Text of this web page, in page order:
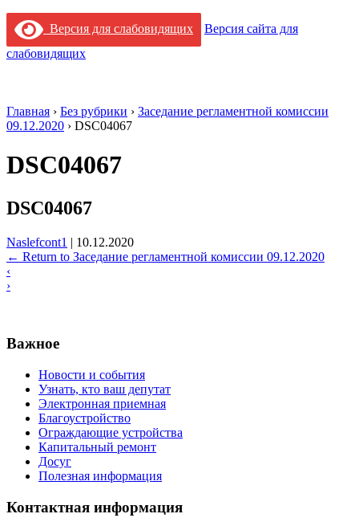
Версия для слабовидящих
Версия сайта для
слабовидящих
Главная › Без рубрики › Заседание регламентной комиссии
09.12.2020 › DSC04067
DSC04067
DSC04067
Naslefcont1 | 10.12.2020
← Return to Заседание регламентной комиссии 09.12.2020
‹
›
Важное
Новости и события
Узнать, кто ваш депутат
Электронная приемная
Благоустройство
Ограждающие устройства
Капитальный ремонт
Досуг
Полезная информация
Контактная информация